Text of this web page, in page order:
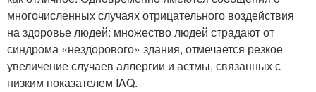
многочисленных случаях отрицательного воздействия
на здоровье людей: множество людей страдают от
синдрома «нездорового» здания, отмечается резкое
увеличение случаев аллергии и астмы, связанных с
низким показателем IAQ.